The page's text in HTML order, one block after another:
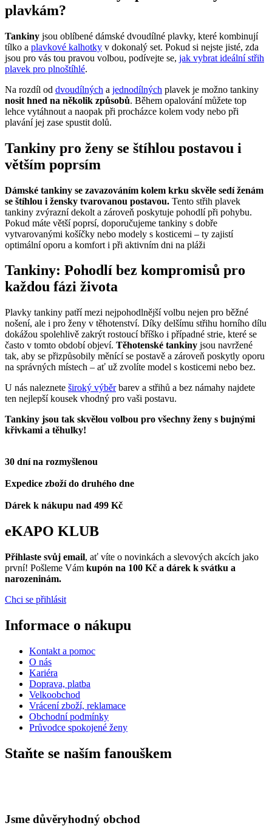
plavkám?
Tankiny jsou oblíbené dámské dvoudílné plavky, které kombinují
tílko a plavkové kalhotky v dokonalý set. Pokud si nejste jisté, zda
jsou pro vás tou pravou volbou, podívejte se, jak vybrat ideální střih
plavek pro plnoštíhlé.
Na rozdíl od dvoudílných a jednodílných plavek je možno tankiny
nosit hned na několik způsobů. Během opalování můžete top
lehce vytáhnout a naopak při procházce kolem vody nebo při
plavání jej zase spustit dolů.
Tankiny pro ženy se štíhlou postavou i
větším poprsím
Dámské tankiny se zavazováním kolem krku skvěle sedí ženám
se štíhlou i žensky tvarovanou postavou. Tento střih plavek
tankiny zvýrazní dekolt a zároveň poskytuje pohodlí při pohybu.
Pokud máte větší poprsí, doporučujeme tankiny s dobře
vytvarovanými košíčky nebo modely s kosticemi – ty zajistí
optimální oporu a komfort i při aktivním dni na pláži
Tankiny: Pohodlí bez kompromisů pro
každou fázi života
Plavky tankiny patří mezi nejpohodlnější volbu nejen pro běžné
nošení, ale i pro ženy v těhotenství. Díky delšímu střihu horního dílu
dokážou spolehlivě zakrýt rostoucí bříško i případné strie, které se
často v tomto období objeví. Těhotenské tankiny jsou navržené
tak, aby se přizpůsobily měnící se postavě a zároveň poskytly oporu
na správných místech – ať už zvolíte model s kosticemi nebo bez.
U nás naleznete široký výběrbarev a střihů a bez námahy najdete
ten nejlepší kousek vhodný pro vaši postavu.
Tankiny jsou tak skvělou volbou pro všechny ženy s bujnými
křivkami a těhulky!
30 dní na rozmyšlenou
Expedice zboží do druhého dne
Dárek k nákupu nad 499 Kč
eKAPO KLUB
Přihlaste svůj email, ať víte o novinkách a slevových akcích jako
první! Pošleme Vám kupón na 100 Kč a dárek k svátku a
narozeninám.
Chci se přihlásit
Informace o nákupu
Kontakt a pomoc
O nás
Kariéra
Doprava, platba
Velkoobchod
Vrácení zboží, reklamace
Obchodní podmínky
Průvodce spokojené ženy
Staňte se naším fanouškem
Jsme důvěryhodný obchod